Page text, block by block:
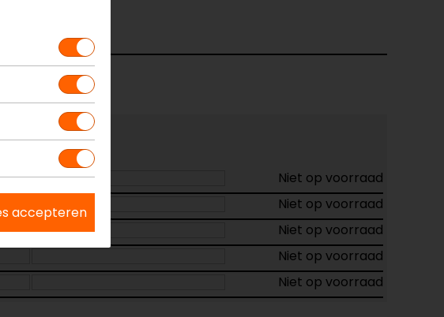
Niet op voorraad
Niet op voorraad
Niet op voorraad
Niet op voorraad
Niet op voorraad
accepteren